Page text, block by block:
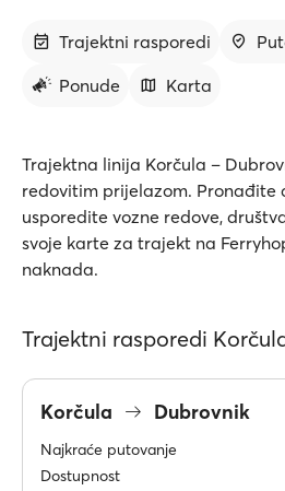
Trajektni rasporedi
Ponude
Karta
Trajektna linija Korčula –
redovitim prijelazom. Pronađite
usporedite vozne redove,
svoje karte za trajekt na
naknada.
Trajektni rasporedi
Korčula Dubrovnik
Najkraće putovanje
Dostupnost